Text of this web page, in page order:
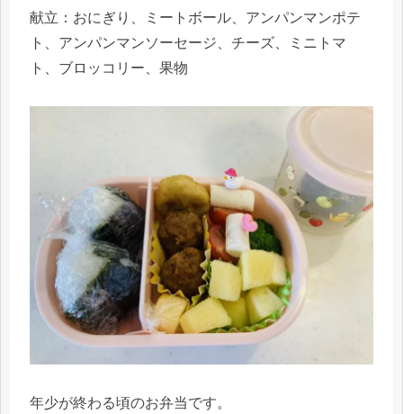
献立：おにぎり、ミートボール、アンパンマンポテ
ト、アンパンマンソーセージ、チーズ、ミニトマ
ト、ブロッコリー、果物
年少が終わる頃のお弁当です。